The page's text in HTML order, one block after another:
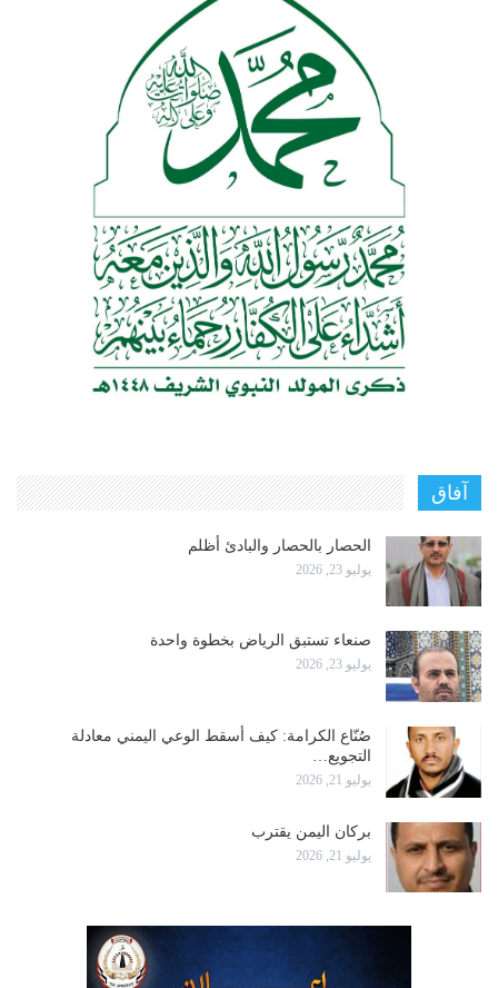
آفاق
الحصار بالحصار والبادئ أظلم
يوليو 23, 2026
صنعاء تستبق الرياض بخطوة واحدة
يوليو 23, 2026
صُنّاع الكرامة: كيف أسقط الوعي اليمني معادلة
التجويع…
يوليو 21, 2026
بركان اليمن يقترب
يوليو 21, 2026